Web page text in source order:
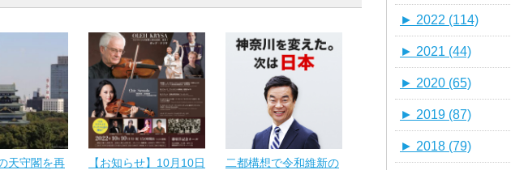
天守閣を再
【お知らせ】10月10日
二都構想で令和維新の
► 2022 (114)
► 2021 (44)
► 2020 (65)
► 2019 (87)
► 2018 (79)